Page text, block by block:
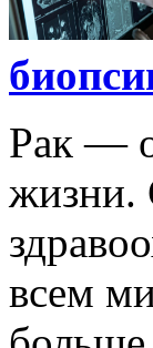
Рак —
жизни.
всем